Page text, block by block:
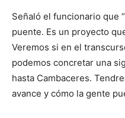
Señaló el funcionario que
puente. Es un proyecto
Veremos si en el
podemos concretar una
hasta Cambaceres.
avance y cómo la gente